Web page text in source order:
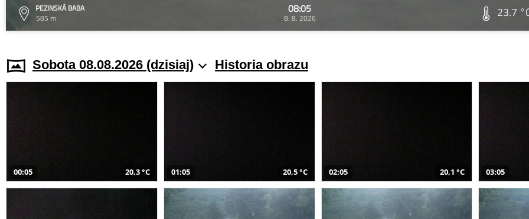
PEZINSKÁ BABA
585 m
08:05
8. 8. 2026 23.7
Sobota 08.08.2026 (dzisiaj) Historia obrazu
00:05 20,3 °C 01:05 20,5 °C 02:05 20,1 °C 03:05